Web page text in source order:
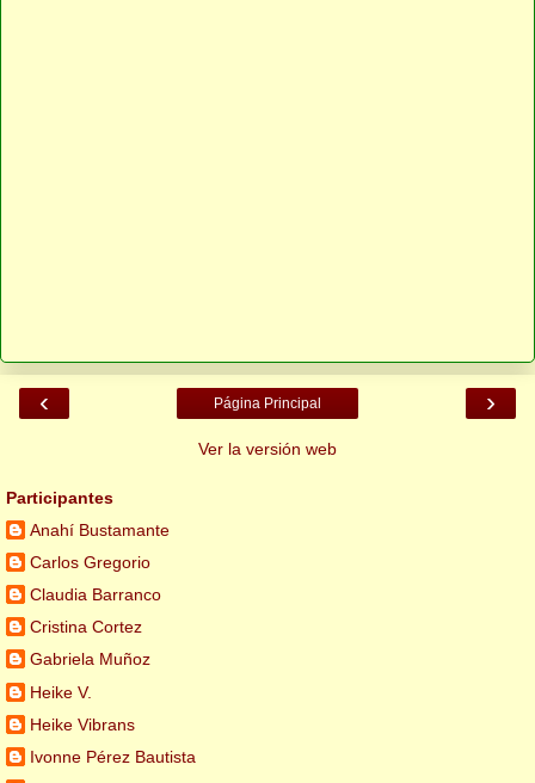
‹ ›
Página Principal
Ver la versión web
Participantes
Anahí Bustamante
Carlos Gregorio
Claudia Barranco
Cristina Cortez
Gabriela Muñoz
Heike V.
Heike Vibrans
Ivonne Pérez Bautista